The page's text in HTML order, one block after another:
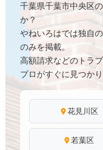
千葉県千葉市中央区
か？
やねいろはでは独自
のみを掲載。
高額請求などのトラ
プロがすぐに見つかり
花見川区
若葉区